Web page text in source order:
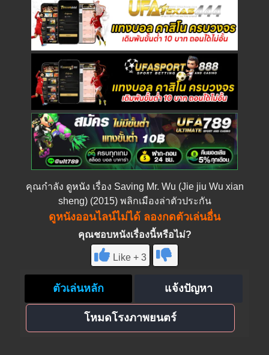
คุณกำลัง ดูหนัง เรื่อง Saving Mr. Wu (Jie jiu Wu xian
sheng) (2015) พลิกเมืองล่าตัวประกัน
ดูหนังออนไลน์ไม่ได้ ลองกดตัวเล่นอื่น
คุณชอบหนังเรื่องนี้หรือไม่?
Like + 3
ตัวเล่นหลัก แจ้งปัญหา
โหมดโรงภาพยนตร์